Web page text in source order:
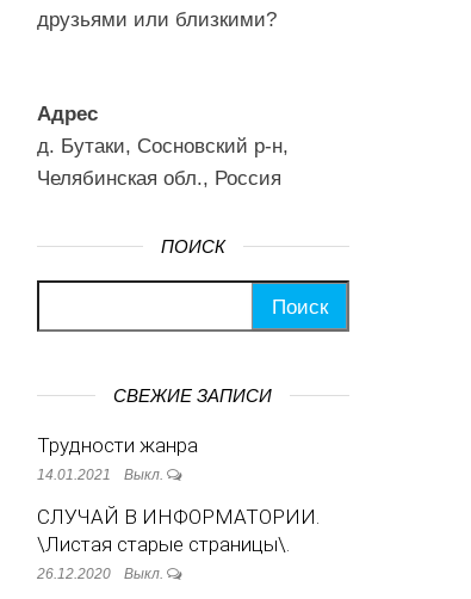
друзьями или близкими?
Адрес
д. Бутаки, Сосновский р-н,
Челябинская обл., Россия
ПОИСК
СВЕЖИЕ ЗАПИСИ
Трудности жанра
14.01.2021 Выкл.
СЛУЧАЙ В ИНФОРМАТОРИИ.
\Листая старые страницы\.
26.12.2020 Выкл.